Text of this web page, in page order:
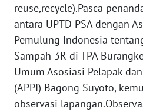
reuse,recycle).Pasca
antara UPTD PSA dengan
Pemulung Indonesia
Sampah 3R di TPA
Umum Asosiasi Pelapak
(APPI) Bagong Suyoto,
observasi
KAMI
INFO
IKLAN
TENTANG
KAMI